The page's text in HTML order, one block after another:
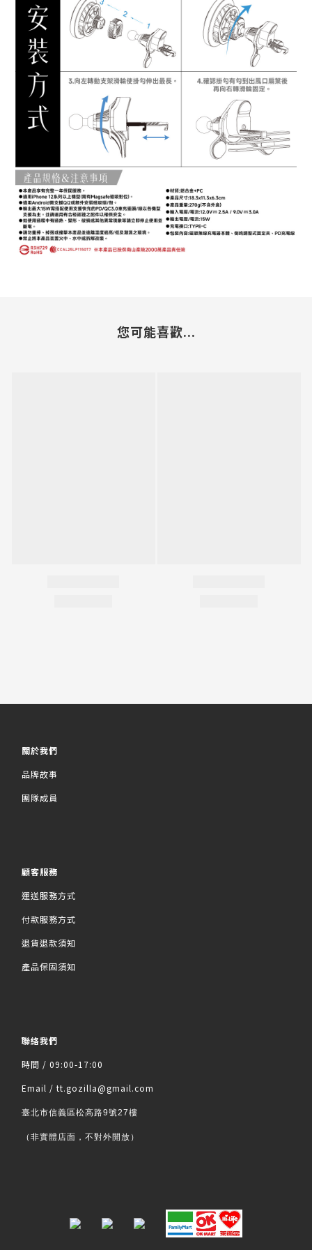
您可能喜歡...
關於我們
品牌故事
團隊成員
顧客服務
運送服務方式
付款服務方式
退貨退款須知
產品保固須知
聯絡我們
時間 / 09:00-17:00
Email / tt.gozilla@gmail.com
臺北市信義區松高路9號27樓
（非實體店面，不對外開放）